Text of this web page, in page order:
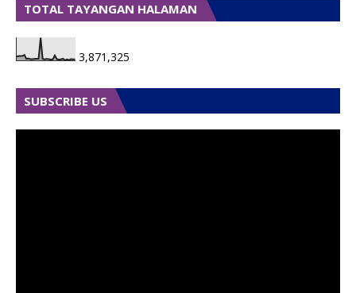
TOTAL TAYANGAN HALAMAN
3,871,325
SUBSCRIBE US